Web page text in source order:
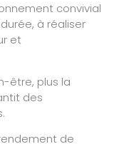
convivial
à réaliser
et
être, plus la
des
de